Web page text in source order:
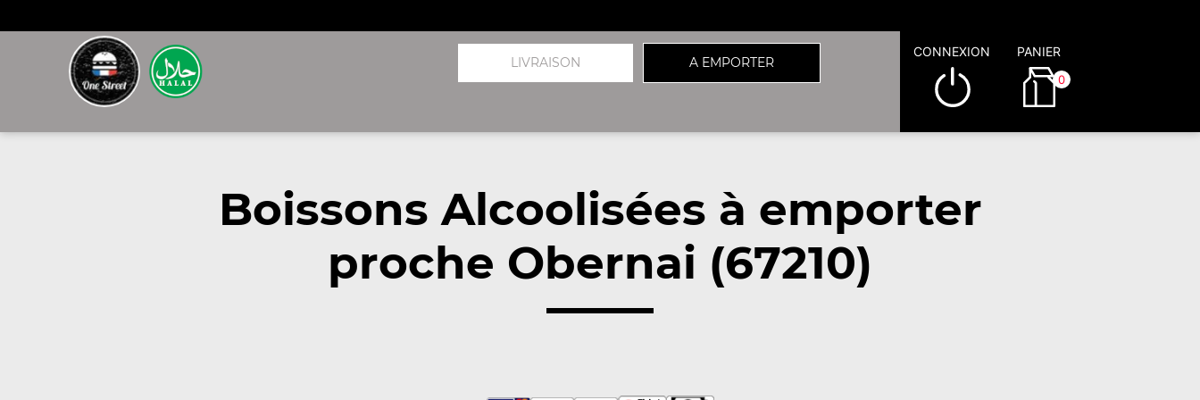
LIVRAISON A EMPORTER
CONNEXION PANIER
0
Boissons Alcoolisées à emporter
proche Obernai (67210)